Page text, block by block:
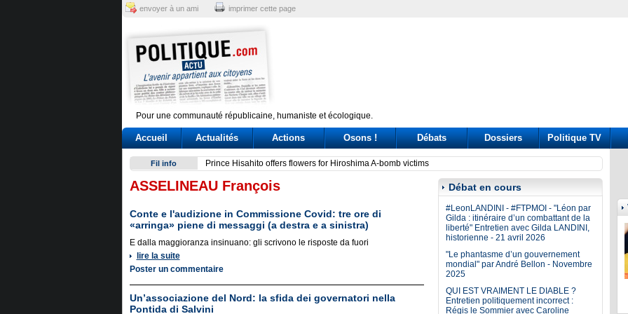
envoyer à un ami imprimer cette page
Pour une communauté républicaine, humaniste et écologique.
Accueil Actualités Actions Osons ! Débats Dossiers Politique TV
Fil info Conte e l'audizione in Commissione Covid: tre ore di «arringa» piene di messaggi (a destra e a sinistra)
ASSELINEAU François
Conte e l'audizione in Commissione Covid: tre ore di
«arringa» piene di messaggi (a destra e a sinistra)
E dalla maggioranza insinuano: gli scrivono le risposte da fuori
lire la suite
Poster un commentaire
Un’associazione del Nord: la sfida dei governatori nella
Pontida di Salvini
Débat en cours
#LeonLANDINI - #FTPMOI - "Léon par
Gilda : itinéraire d’un combattant de la
liberté" Entretien avec Gilda LANDINI,
historienne - 21 avril 2026
"Le phantasme d’un gouvernement
mondial" par André Bellon - Novembre
2025
QUI EST VRAIMENT LE DIABLE ?
Entretien politiquement incorrect :
Régis le Sommier avec Caroline